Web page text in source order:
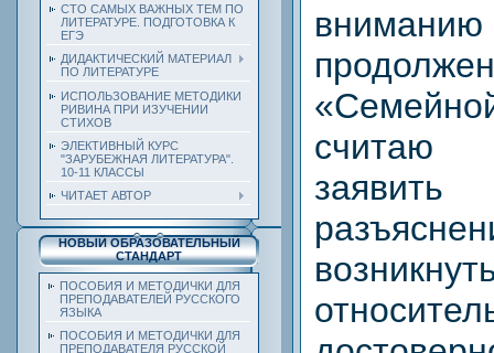
СТО САМЫХ ВАЖНЫХ ТЕМ ПО
ЛИТЕРАТУРЕ. ПОДГОТОВКА К
ЕГЭ
ДИДАКТИЧЕСКИЙ МАТЕРИАЛ
ПО ЛИТЕРАТУРЕ
ИСПОЛЬЗОВАНИЕ МЕТОДИКИ
РИВИНА ПРИ ИЗУЧЕНИИ
СТИХОВ
ЭЛЕКТИВНЫЙ КУРС
"ЗАРУБЕЖНАЯ ЛИТЕРАТУРА".
10-11 КЛАССЫ
ЧИТАЕТ АВТОР
НОВЫЙ ОБРАЗОВАТЕЛЬНЫЙ
СТАНДАРТ
ПОСОБИЯ И МЕТОДИЧКИ ДЛЯ
ПРЕПОДАВАТЕЛЕЙ РУССКОГО
ЯЗЫКА
ПОСОБИЯ И МЕТОДИЧКИ ДЛЯ
ПРЕПОДАВАТЕЛЯ РУССКОЙ
считаю